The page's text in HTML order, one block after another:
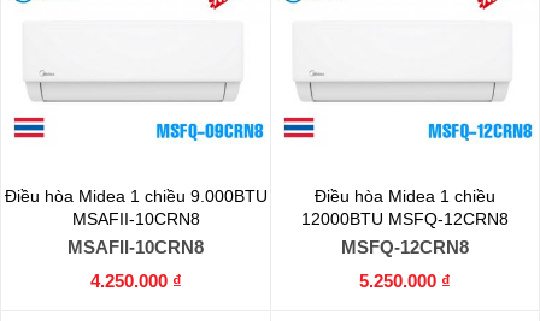
Điều hòa Midea 1 chiều 9.000BTU
MSAFII-10CRN8
MSAFII-10CRN8
4.250.000 ₫
Điều hòa Midea 1 chiều
12000BTU MSFQ-12CRN8
MSFQ-12CRN8
5.250.000 ₫